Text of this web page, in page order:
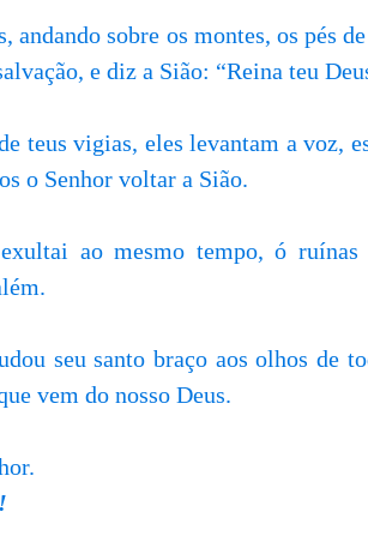
andando sobre os montes, os pés
e diz a Sião: “Reina teu
teus vigias, eles levantam a voz,
o Senhor voltar a Sião.
ao mesmo tempo, ó
seu santo braço aos olhos de
vem do nosso Deus.